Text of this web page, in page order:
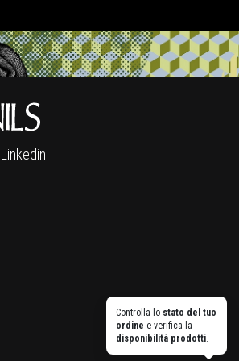
Controlla lo stato del tuo
ordine e verifica la
disponibilità prodotti.
Linkedin